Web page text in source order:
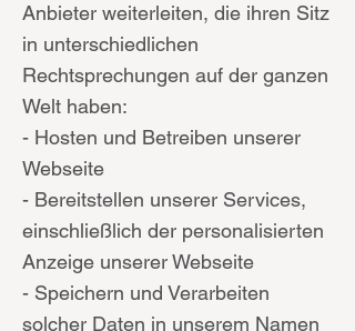
Anbieter weiterleiten, die ihren Sitz
in unterschiedlichen
Rechtsprechungen auf der ganzen
Welt haben:
- Hosten und Betreiben unserer
Webseite
- Bereitstellen unserer Services,
einschließlich der personalisierten
Anzeige unserer Webseite
- Speichern und Verarbeiten
solcher Daten in unserem Namen